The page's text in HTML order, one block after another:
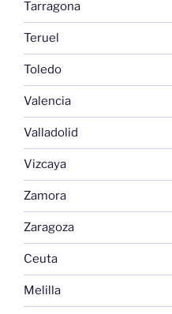
Tarragona
Teruel
Toledo
Valencia
Valladolid
Vizcaya
Zamora
Zaragoza
Ceuta
Melilla